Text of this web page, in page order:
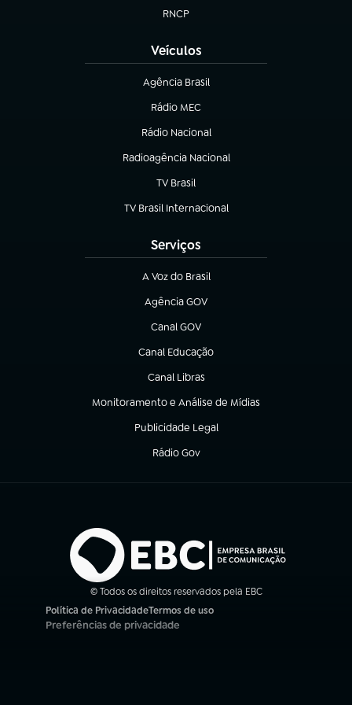
RNCP
(abre em nova aba)
Veículos
Agência Brasil
(abre em nova aba)
Rádio MEC
Rádio Nacional
(abre em nova aba)
Radioagência Nacional
(abre em nova aba)
TV Brasil
(abre em nova aba)
TV Brasil Internacional
(abre em nova aba)
Serviços
A Voz do Brasil
(abre em nova aba)
Agência GOV
(abre em nova aba)
Canal GOV
(abre em nova aba)
Canal Educação
(abre em nova aba)
Canal Libras
(abre em nova aba)
Monitoramento e Análise de Mídias
(abre em nova aba)
Publicidade Legal
(abre em nova aba)
Rádio Gov
(abre em nova aba)
© Todos os direitos reservados pela EBC
Política de Privacidade
(abre em nova aba)
Termos de uso
(abre em nova aba)
Preferências de privacidade